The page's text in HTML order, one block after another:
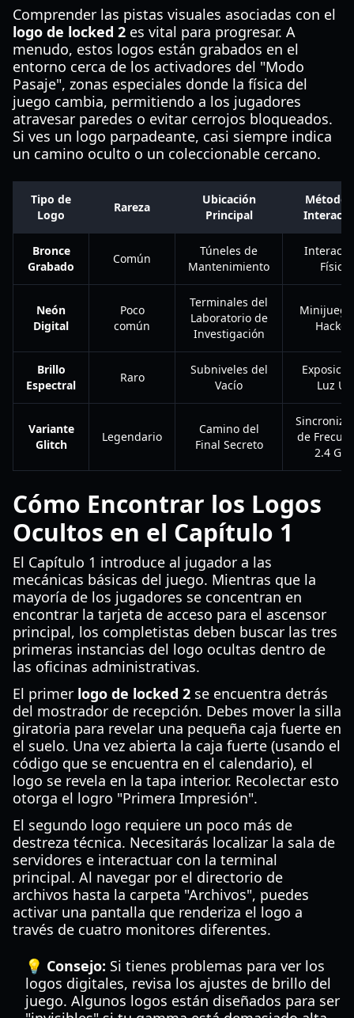
Comprender las pistas visuales asociadas con el
logo de locked 2 es vital para progresar. A
menudo, estos logos están grabados en el
entorno cerca de los activadores del "Modo
Pasaje", zonas especiales donde la física del
juego cambia, permitiendo a los jugadores
atravesar paredes o evitar cerrojos bloqueados.
Si ves un logo parpadeante, casi siempre indica
un camino oculto o un coleccionable cercano.
Tipo de
Logo
Rareza
Ubicación
Principal
Método
Bronce
Grabado
Común
Túneles de
Mantenimiento
Física
Neón
Digital
Poco
común
Terminales del
Laboratorio de
Investigación
Hackeo
Brillo
Espectral
Raro
Subniveles del
Vacío
Luz UV
Variante
Glitch
Legendario
Camino del
Final Secreto
de
2.4 GHz
Cómo Encontrar los Logos
Ocultos en el Capítulo 1
El Capítulo 1 introduce al jugador a las
mecánicas básicas del juego. Mientras que la
mayoría de los jugadores se concentran en
encontrar la tarjeta de acceso para el ascensor
principal, los completistas deben buscar las tres
primeras instancias del logo ocultas dentro de
las oficinas administrativas.
El primer logo de locked 2 se encuentra detrás
del mostrador de recepción. Debes mover la silla
giratoria para revelar una pequeña caja fuerte en
el suelo. Una vez abierta la caja fuerte (usando el
código que se encuentra en el calendario), el
logo se revela en la tapa interior. Recolectar esto
otorga el logro "Primera Impresión".
El segundo logo requiere un poco más de
destreza técnica. Necesitarás localizar la sala de
servidores e interactuar con la terminal
principal. Al navegar por el directorio de
archivos hasta la carpeta "Archivos", puedes
activar una pantalla que renderiza el logo a
través de cuatro monitores diferentes.
💡 Consejo: Si tienes problemas para ver los
logos digitales, revisa los ajustes de brillo del
juego. Algunos logos están diseñados para ser